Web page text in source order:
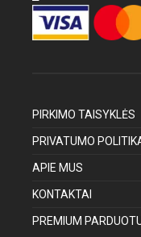
PIRKIMO TAISYKLĖS
PRIVATUMO
APIE MUS
KONTAKTAI
PREMIUM